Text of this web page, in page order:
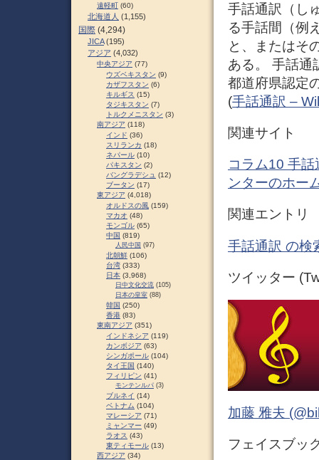
手話通訳（し
る手話間（例
と、またはそ
ある。 手話通
都道府県認定
(手話通訳 –
関連サイト
コラム10 手
ンターのホー
関連エントリ
手話通訳 の検
ツイッター
加藤 雅夫
フェイスブッ
遠軽町 (60)
北海道人 (1,155)
国際 (4,294)
JICA(195)
アジア (4,032)
中央アジア (77)
ウズベキスタン (9)
カザフスタン (6)
キルギス (15)
タジキスタン (7)
トルクメニスタン (3)
南アジア (118)
インド (36)
スリランカ (18)
ネパール (10)
パキスタン (2)
バングラデシュ (12)
ブータン (17)
東アジア (4,018)
オルドスの風 (159)
マカオ (48)
モンゴル (65)
中国 (819)
人民中国 (97)
北朝鮮 (106)
台湾 (333)
日本 (3,968)
日中文化交流 (105)
日本の皇室 (88)
韓国 (250)
香港 (83)
東南アジア (351)
インドネシア (119)
カンボジア (63)
シンガポール (104)
タイ王国 (140)
フィリピン (41)
モンテンルパ (3)
ブルネイ (14)
ベトナム (104)
マレーシア (71)
ミャンマー (49)
ラオス (43)
東ティモール (13)
西アジア (34)